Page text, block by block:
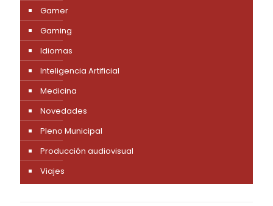
Gamer
Gaming
Idiomas
Inteligencia Artificial
Medicina
Novedades
Pleno Municipal
Producción audiovisual
Viajes